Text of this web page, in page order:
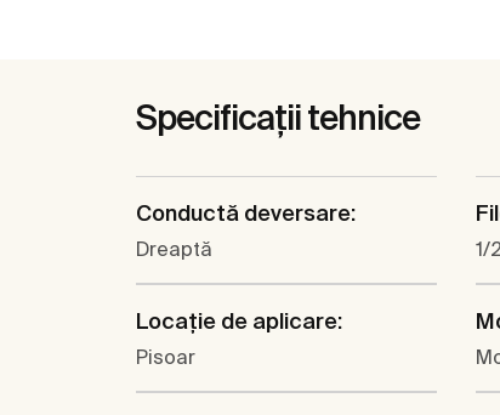
Specificații tehnice
Conductă deversare:
Dreaptă 1/
Locaţie de aplicare:
Pisoar